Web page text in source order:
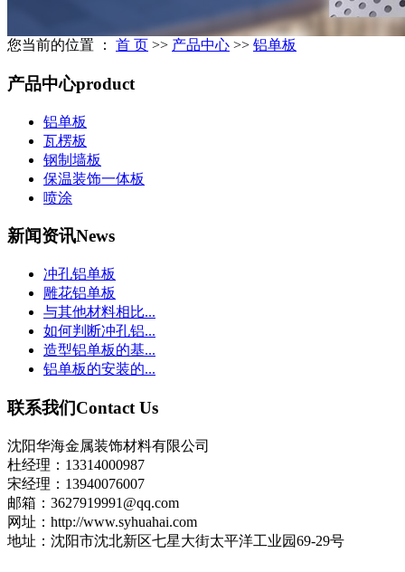
您当前的位置 ： 首 页 >> 产品中心 >> 铝单板
产品中心product
铝单板
瓦楞板
钢制墙板
保温装饰一体板
喷涂
新闻资讯News
冲孔铝单板
雕花铝单板
与其他材料相比...
如何判断冲孔铝...
造型铝单板的基...
铝单板的安装的...
联系我们Contact Us
沈阳华海金属装饰材料有限公司
杜经理：13314000987
宋经理：13940076007
邮箱：3627919991@qq.com
网址：http://www.syhuahai.com
地址：沈阳市沈北新区七星大街太平洋工业园69-29号